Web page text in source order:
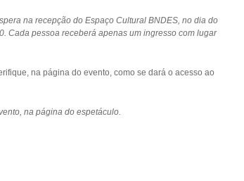
na recepção do Espaço Cultural BNDES, no dia do
Cada pessoa receberá apenas um ingresso com lugar
na página do evento, como se dará o acesso ao
na página do espetáculo.